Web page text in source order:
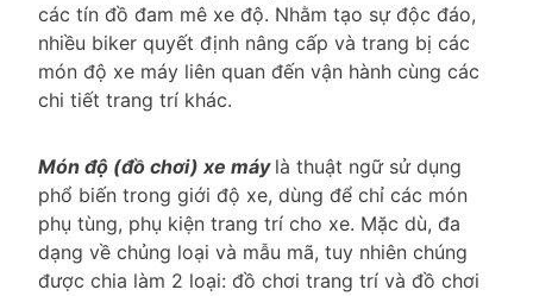
các tín đồ đam mê xe độ. Nhằm tạo sự độc đáo,
nhiều biker quyết định nâng cấp và trang bị các
món độ xe máy liên quan đến vận hành cùng các
chi tiết trang trí khác.
Món độ (đồ chơi) xe máy là thuật ngữ sử dụng
phổ biến trong giới độ xe, dùng để chỉ các món
phụ tùng, phụ kiện trang trí cho xe. Mặc dù, đa
dạng về chủng loại và mẫu mã, tuy nhiên chúng
được chia làm 2 loại: đồ chơi trang trí và đồ chơi